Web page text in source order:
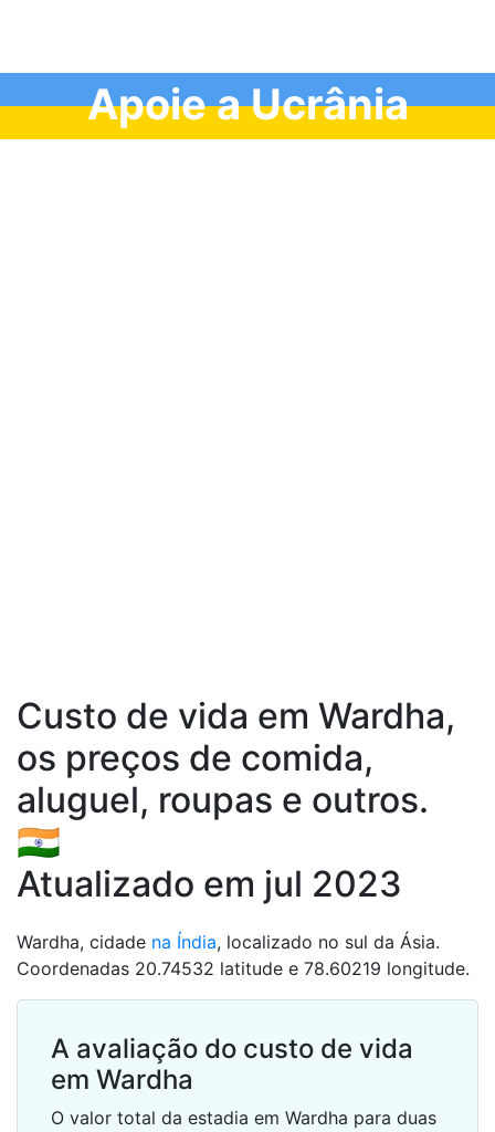
Apoie a Ucrânia
Custo de vida em Wardha,
os preços de comida,
aluguel, roupas e outros.
🇮🇳
Atualizado em jul 2023
Wardha, cidade na Índia, localizado no sul da Ásia.
Coordenadas 20.74532 latitude e 78.60219 longitude.
A avaliação do custo de vida
em Wardha
O valor total da estadia em Wardha para duas